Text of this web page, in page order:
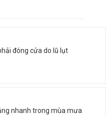
đóng cửa do lũ lụt
nhanh trong mùa mưa